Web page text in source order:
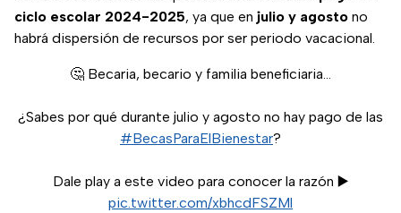
ciclo escolar 2024-2025, ya que en julio y agosto no
habrá dispersión de recursos por ser periodo vacacional.
🤔 Becaria, becario y familia beneficiaria…
¿Sabes por qué durante julio y agosto no hay pago de las
#BecasParaElBienestar?
Dale play a este video para conocer la razón ▶️
pic.twitter.com/xbhcdFSZMl